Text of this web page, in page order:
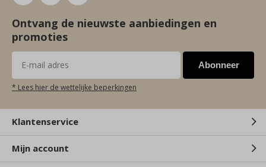
Ontvang de nieuwste aanbiedingen en
promoties
Abonneer
* Lees hier de wettelijke beperkingen
Klantenservice
Mijn account